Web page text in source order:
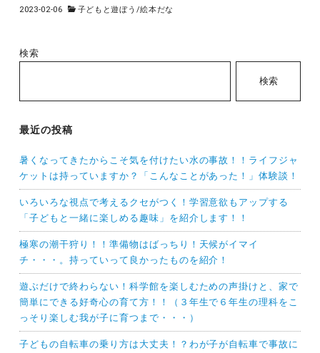
2023-02-06 子どもと遊ぼう /絵本だな
検索
検索
最近の投稿
暑くなってきたからこそ気を付けたい水の事故！！ライフジャ
ケットは持っていますか？「こんなことがあった！」体験談！
いろいろな視点で考えるクセがつく！学習意欲もアップする
「子どもと一緒に楽しめる趣味」を紹介します！！
極寒の潮干狩り！！準備物はばっちり！天候がイマイ
チ・・・。持っていって良かったものを紹介！
遊ぶだけで終わらない！科学館を楽しむための声掛けと、家で
簡単にできる好奇心の育て方！！（３年生で６年生の理科をこ
っそり楽しむ我が子に育つまで・・・）
子どもの自転車の乗り方は大丈夫！？わが子が自転車で事故に